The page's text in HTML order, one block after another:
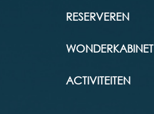
RESERVEREN
WONDERKABINET
ACTIVITEITEN